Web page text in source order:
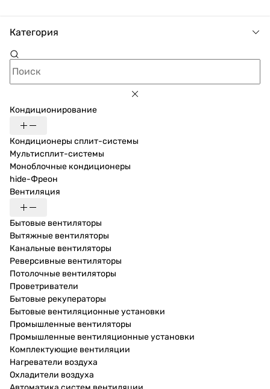
Категория
Кондиционирование
Кондиционеры сплит-системы
Мультисплит-системы
Моноблочные кондиционеры
hide-Фреон
Вентиляция
Бытовые вентиляторы
Вытяжные вентиляторы
Канальные вентиляторы
Реверсивные вентиляторы
Потолочные вентиляторы
Проветриватели
Бытовые рекуператоры
Бытовые вентиляционные установки
Промышленные вентиляторы
Промышленные вентиляционные установки
Комплектующие вентиляции
Нагреватели воздуха
Охладители воздуха